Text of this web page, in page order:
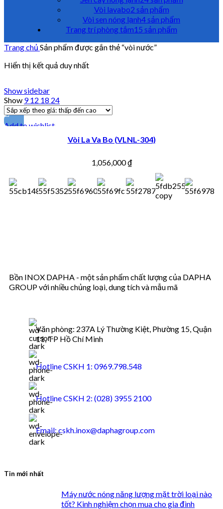
Vòi lavabo2 sản phẩm
Vòi sen nóng lạnh4 sản phẩm
Trang trí phòng tắm15 sản phẩm
Trang chủ Sản phẩm được gắn thẻ “vòi nước”
Hiển thị kết quả duy nhất
Show sidebar
Show 912 18 24
Add to wishlist
Vòi La Va Bo (VLNL-304)
1,056,000₫
Bồn INOX DAPHA - một sản phẩm chất lượng của DAPHA
GROUP với nhiều chủng loại, dung tích và mẫu mã
Văn phòng: 237A Lý Thường Kiệt, Phường 15, Quận
11, TP Hồ Chí Minh
Hotline CSKH 1: 0969.798.548
Hotline CSKH 2: (028) 3955 2100
Email: cskh.inox@daphagroup.com
Tin mới nhất
Máy nước nóng năng lượng mặt trời loại nào
tốt? Kinh nghiệm chọn mua cho gia đình